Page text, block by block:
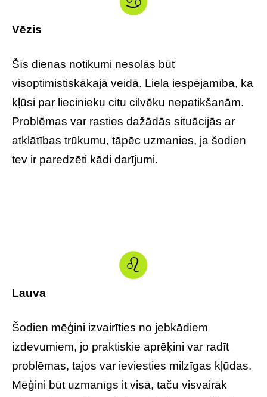
Vēzis
Šīs dienas notikumi nesolās būt
visoptimistiskākajā veidā. Liela iespējamība, ka
kļūsi par liecinieku citu cilvēku nepatikšanām.
Problēmas var rasties dažādās situācijās ar
atklātības trūkumu, tāpēc uzmanies, ja šodien
tev ir paredzēti kādi darījumi.
Lauva
Šodien mēģini izvairīties no jebkādiem
izdevumiem, jo praktiskie aprēķini var radīt
problēmas, tajos var ieviesties milzīgas kļūdas.
Mēģini būt uzmanīgs it visā, taču visvairāk